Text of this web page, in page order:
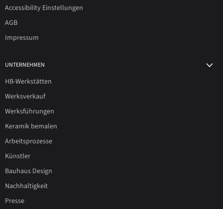
Accessibility Einstellungen
AGB
Impressum
UNTERNEHMEN
HB-Werkstätten
Werksverkauf
Werksführungen
Keramik bemalen
Arbeitsprozesse
Künstler
Bauhaus Design
Nachhaltigkeit
Presse